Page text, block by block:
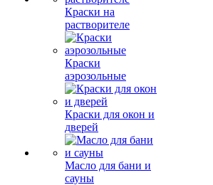
Краски на
растворителе
Краски
аэрозольные
Краски для окон и
дверей
Масло для бани и
сауны